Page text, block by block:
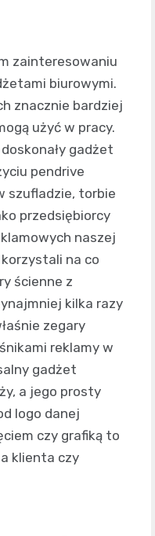
zainteresowaniu
biurowymi.
znacznie bardziej
użyć w pracy.
gadżet
pendrive
szufladzie, torbie
przedsiębiorcy
naszej
na co
ścienne z
kilka razy
zegary
reklamy w
gadżet
a jego prosty
logo danej
czy grafiką to
klienta czy